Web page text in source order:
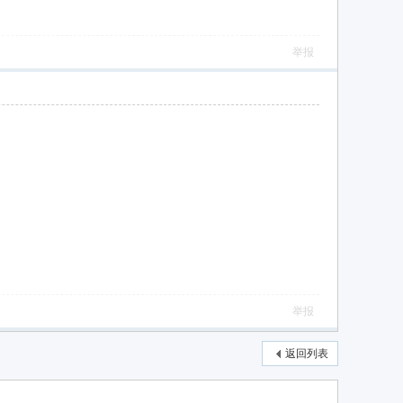
举报
举报
返回列表